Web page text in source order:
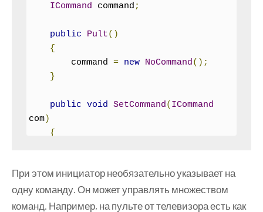
ICommand command ;
public Pult()
{
        command
= new NoCommand();
}
public void SetCommand( ICommand
com)
{
public void PressButton ()
{
При этом инициатор необязательно указывает на
одну команду. Он может управлять множеством
команд. Например, на пульте от телевизора есть как